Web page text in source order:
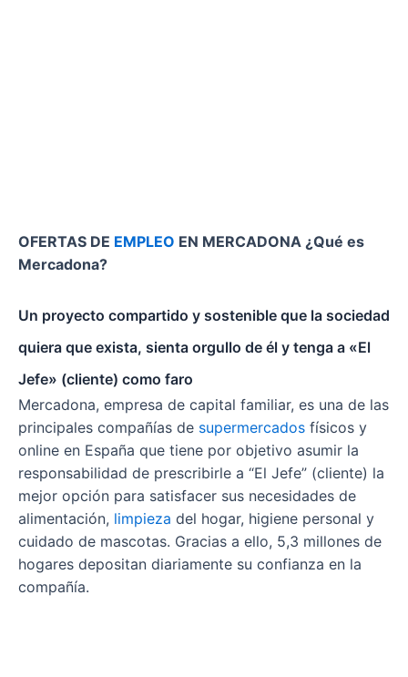
OFERTAS DE EMPLEO EN MERCADONA ¿Qué es
Mercadona?
Un proyecto compartido y sostenible que la sociedad
quiera que exista, sienta orgullo de él y tenga a «El
Jefe» (cliente) como faro
Mercadona, empresa de capital familiar, es una de las
principales compañías de supermercados físicos y
online en España que tiene por objetivo asumir la
responsabilidad de prescribirle a “El Jefe” (cliente) la
mejor opción para satisfacer sus necesidades de
alimentación, limpieza del hogar, higiene personal y
cuidado de mascotas. Gracias a ello, 5,3 millones de
hogares depositan diariamente su confianza en la
compañía.